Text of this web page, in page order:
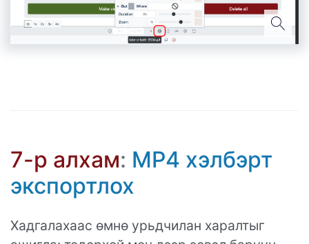
7-р алхам: MP4 хэлбэрт
экспортлох
Хадгалахаас өмнө урьдчилан харалтыг